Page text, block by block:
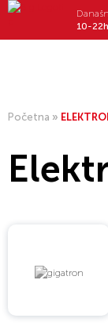
10-22h
Početna »